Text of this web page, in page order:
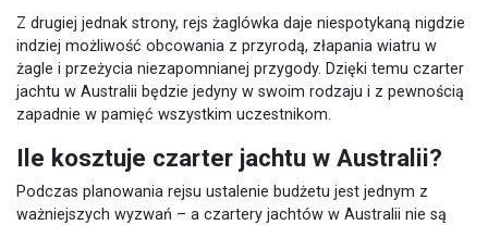
Z drugiej jednak strony, rejs żaglówka daje niespotykaną nigdzie
indziej możliwość obcowania z przyrodą, złapania wiatru w
żagle i przeżycia niezapomnianej przygody. Dzięki temu czarter
jachtu w Australii będzie jedyny w swoim rodzaju i z pewnością
zapadnie w pamięć wszystkim uczestnikom.
Ile kosztuje czarter jachtu w Australii?
Podczas planowania rejsu ustalenie budżetu jest jednym z
ważniejszych wyzwań – a czartery jachtów w Australii nie są